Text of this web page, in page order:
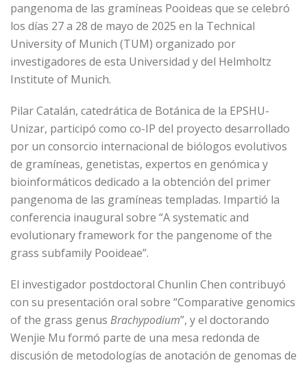
pangenoma de las gramíneas Pooideas que se celebró
los días 27 a 28 de mayo de 2025 en la Technical
University of Munich (TUM) organizado por
investigadores de esta Universidad y del Helmholtz
Institute of Munich.
Pilar Catalán, catedrática de Botánica de la EPSHU-
Unizar, participó como co-IP del proyecto desarrollado
por un consorcio internacional de biólogos evolutivos
de gramíneas, genetistas, expertos en genómica y
bioinformáticos dedicado a la obtención del primer
pangenoma de las gramíneas templadas. Impartió la
conferencia inaugural sobre “A systematic and
evolutionary framework for the pangenome of the
grass subfamily Pooideae”.
El investigador postdoctoral Chunlin Chen contribuyó
con su presentación oral sobre “Comparative genomics
of the grass genus Brachypodium”, y el doctorando
Wenjie Mu formó parte de una mesa redonda de
discusión de metodologías de anotación de genomas de